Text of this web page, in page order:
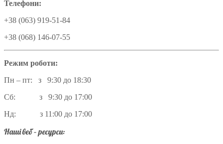
Телефони:
+38 (063) 919-51-84
+38 (068) 146-07-55
Режим роботи:
Пн – пт: з 9:30 до 18:30
Сб: з 9:30 до 17:00
Нд: з 11:00 до 17:00
Наші веб – ресурси: